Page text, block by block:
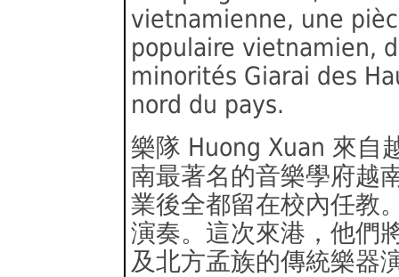
vietnamienne, une
populaire vietnamien,
minorités Giarai des
nord du pays.
樂隊 Huong Xuan 來自
南最著名的音樂學府越
業後全都留在校內任教
演奏。這次來港，他們
及北方孟族的傳統樂器